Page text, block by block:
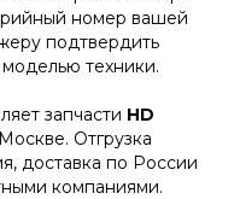
номер вашей
подтвердить
техники.
запчасти HD
Отгрузка
доставка по России
компаниями.